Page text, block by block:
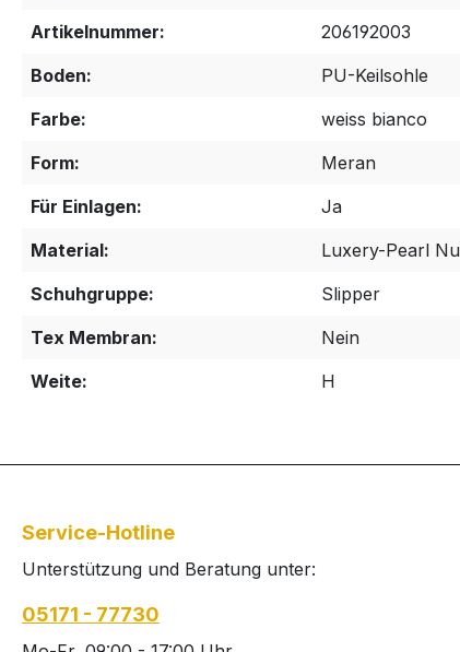
Artikelnummer:
206192003
Boden:
PU-Keilsohle
Farbe:
weiss bianco
Form:
Meran
Für Einlagen:
Ja
Material:
Luxery-Pearl
Schuhgruppe:
Slipper
Tex Membran:
Nein
Weite:
H
Service-Hotline
Unterstützung und Beratung unter:
05171 - 77730